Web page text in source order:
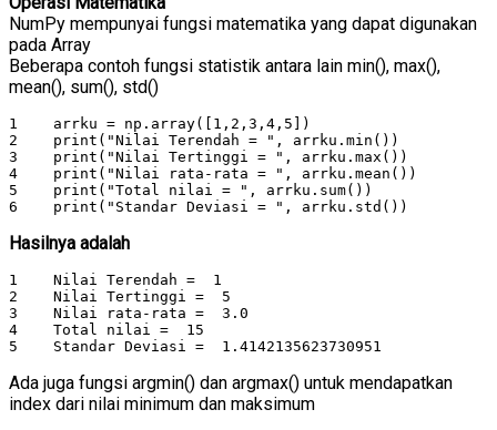
NumPy mempunyai fungsi matematika yang dapat digunakan
pada Array
Beberapa contoh fungsi statistik antara lain min(), max(),
mean(), sum(), std()
1    arrku = np.array([1,2,3,4,5])
2    print("Nilai Terendah = ", arrku.min())
3    print("Nilai Tertinggi = ", arrku.max())
4    print("Nilai rata-rata = ", arrku.mean())
5    print("Total nilai = ", arrku.sum())
6    print("Standar Deviasi = ", arrku.std())
Hasilnya adalah
1    Nilai Terendah =  1
2    Nilai Tertinggi =  5
3    Nilai rata-rata =  3.0
4    Total nilai =  15
5    Standar Deviasi =  1.4142135623730951
Ada juga fungsi argmin() dan argmax() untuk mendapatkan
index dari nilai minimum dan maksimum